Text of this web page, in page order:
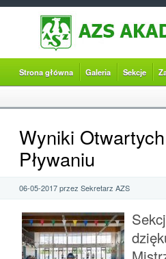
Strona główna Galeria Sekcje
Wyniki
Pływaniu
06-05-2017 przez Sekretarz AZS